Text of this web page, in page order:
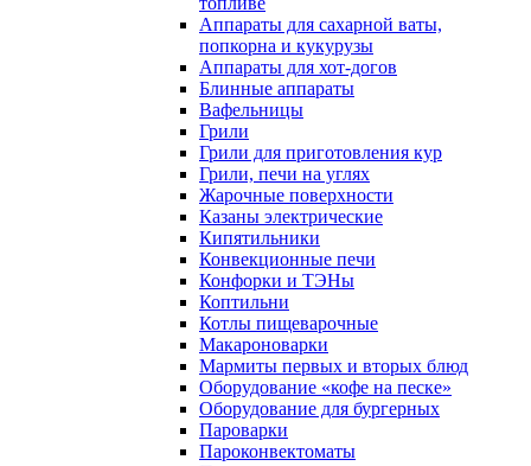
Аппараты для сахарной ваты,
попкорна и кукурузы
Аппараты для хот-догов
Блинные аппараты
Вафельницы
Грили
Грили для приготовления кур
Грили, печи на углях
Жарочные поверхности
Казаны электрические
Кипятильники
Конвекционные печи
Конфорки и ТЭНы
Коптильни
Котлы пищеварочные
Макароноварки
Мармиты первых и вторых блюд
Оборудование «кофе на песке»
Оборудование для бургерных
Пароварки
Пароконвектоматы